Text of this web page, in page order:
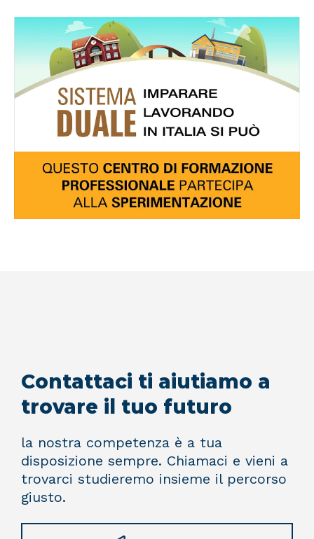
Contattaci ti aiutiamo a
trovare il tuo futuro
la nostra competenza è a tua
disposizione sempre. Chiamaci e vieni a
trovarci studieremo insieme il percorso
giusto.